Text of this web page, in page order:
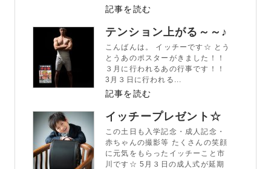
記事を読む
テンション上がる～～♪
こんばんは。 イッチーです☆ とう
とうあのポスターがきました！！
３月に行われるあの行事です！！
3月３日に行われる...
記事を読む
イッチープレゼント☆
この土日も入学記念・成人記念・
赤ちゃんの撮影等 たくさんの笑顔
に元気をもらったイッチーこと市
川です☆ 5月３日の成人式が延期